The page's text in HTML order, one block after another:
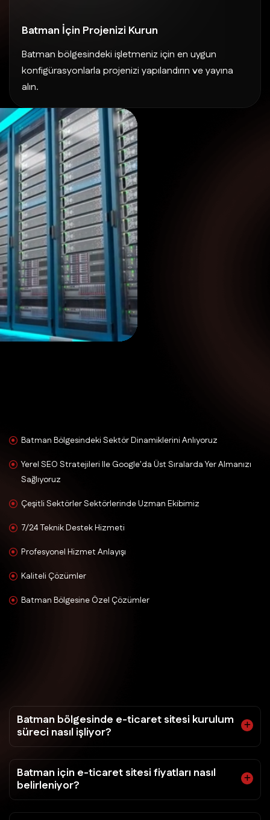
Batman İçin Projenizi Kurun
Batman bölgesindeki işletmeniz için en uygun
konfigürasyonlarla projenizi yapılandırın ve yayına
alın.
Batman Bölgesindeki Sektör Dinamiklerini Anlıyoruz
Yerel SEO Stratejileri Ile Google'da Üst Sıralarda Yer Almanızı
Sağlıyoruz
Çeşitli Sektörler Sektörlerinde Uzman Ekibimiz
7/24 Teknik Destek Hizmeti
Profesyonel Hizmet Anlayışı
Kaliteli Çözümler
Batman Bölgesine Özel Çözümler
Batman bölgesinde e-ticaret sitesi kurulum
süreci nasıl işliyor?
Batman için e-ticaret sitesi fiyatları nasıl
belirleniyor?